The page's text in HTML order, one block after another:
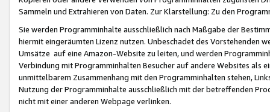
Sammeln und Extrahieren von Daten. Zur Klarstellung: Zu den
Sie werden Programminhalte ausschließlich nach Maßgabe der
hiermit eingeräumten Lizenz nutzen. Unbeschadet des Vorstehenden
Umsätze auf eine Amazon-Website zu leiten, und werden
Verbindung mit Programminhalten Besucher auf andere Websites als
unmittelbarem Zusammenhang mit den Programminhalten stehen,
Nutzung der Programminhalte ausschließlich mit der betreffenden
nicht mit einer anderen Webpage verlinken.